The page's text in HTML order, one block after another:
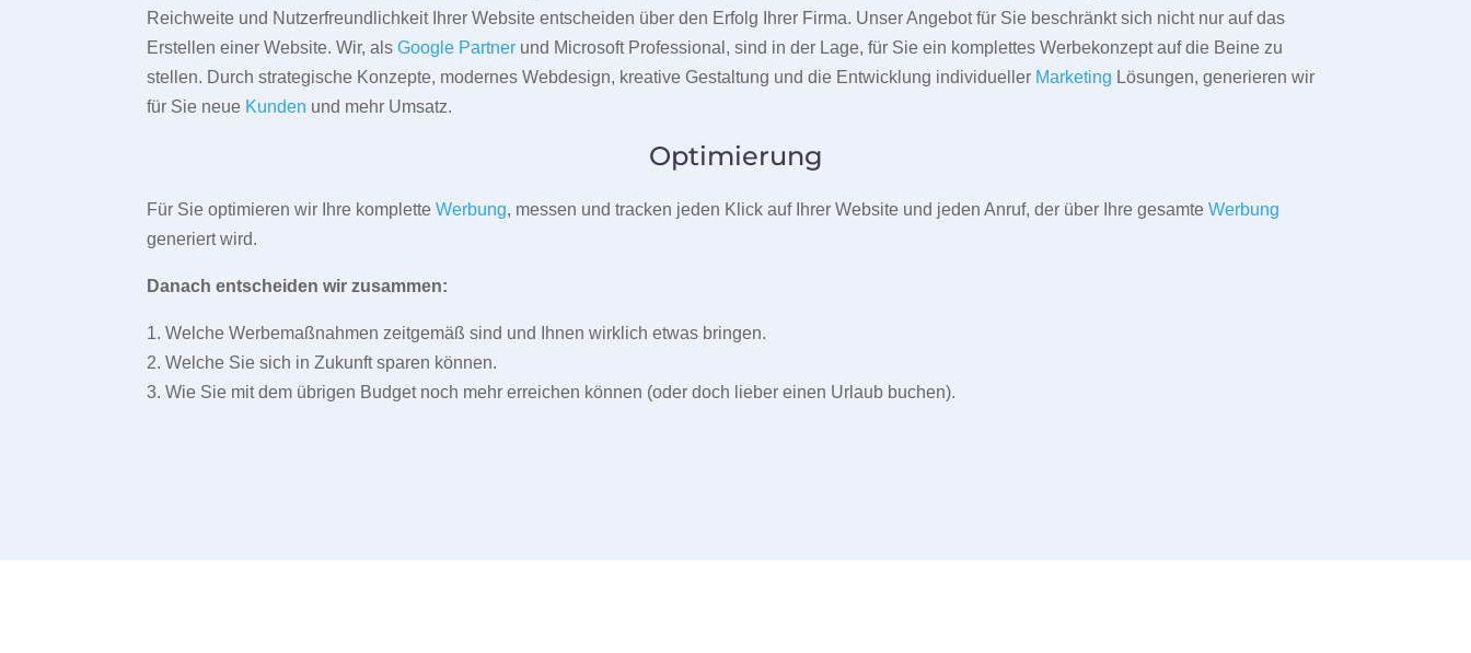
Reichweite und Nutzerfreundlichkeit Ihrer Website entscheiden über den Erfolg Ihrer Firma. Unser Angebot für Sie beschränkt sich nicht nur auf das
Erstellen einer Website. Wir, alsGoogle Partner und Microsoft Professional, sind in der Lage, für Sie ein komplettes Werbekonzept auf die Beine zu
stellen. Durch strategische Konzepte, modernes Webdesign, kreative Gestaltung und die Entwicklung individueller Marketing Lösungen, generieren wir
für Sie neue Kunden und mehr Umsatz.
Optimierung
Für Sie optimieren wir Ihre kompletteWerbung, messen und tracken jeden Klick auf Ihrer Website und jeden Anruf, der über Ihre gesamteWerbung
generiert wird.
Danach entscheiden wir zusammen:
1. Welche Werbemaßnahmen zeitgemäß sind und Ihnen wirklich etwas bringen.
2. Welche Sie sich in Zukunft sparen können.
3. Wie Sie mit dem übrigen Budget noch mehr erreichen können (oder doch lieber einen Urlaub buchen).